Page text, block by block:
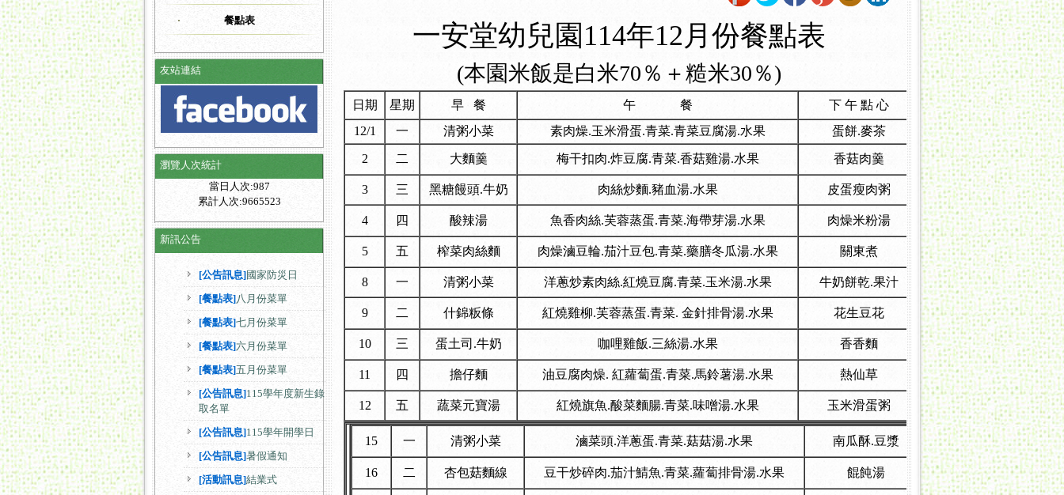
餐點表
友站連結
瀏覽人次統計
當日人次:987
累計人次:9665523
新訊公告
[餐點表]十月份菜單
[公告訊息] 國家防災日
[餐點表]八月份菜單
[餐點表]七月份菜單
[餐點表]六月份菜單
[餐點表]五月份菜單
[公告訊息]
取名單
[公告訊息]115學年開學日
[公告訊息]暑假通知
一安堂幼兒園114年12月份餐點表
(本園米飯是白米70％＋糙米30％)
日期 星期 早 餐 午 餐
下 午 點 心
12/1
一 清粥小菜 素肉燥.玉米滑蛋.青菜.青菜豆腐湯.水果 蛋餅.麥茶
2 二 大麵羹 梅干扣肉.炸豆腐.青菜.香菇雞湯.水果 香菇肉羹
3 三 黑糖饅頭.牛奶 肉絲炒麵.豬血湯.水果 皮蛋瘦肉粥
4 四 酸辣湯 魚香肉絲.芙蓉蒸蛋.青菜.海帶芽湯.水果 肉燥米粉湯
5 五 榨菜肉絲麵 肉燥滷豆輪.茄汁豆包.青菜.藥膳冬瓜湯.水果 關東煮
8 一 清粥小菜 洋蔥炒素肉絲.紅燒豆腐.青菜.玉米湯.水果 牛奶餅乾.果汁
9 二 什錦粄條 紅燒雞柳.芙蓉蒸蛋.青菜. 金針排骨湯.水果 花生豆花
10 三 蛋土司.牛奶 咖哩雞飯.三絲湯.水果 香香麵
11 四 擔仔麵 油豆腐肉燥. 紅蘿蔔蛋.青菜.馬鈴薯湯.水果 熱仙草
12 五 蔬菜元寶湯 紅燒旗魚.酸菜麵腸.青菜.味噌湯.水果 玉米滑蛋粥
15 一 清粥小菜 滷菜頭.洋蔥蛋.青菜.菇菇湯.水果 南瓜酥.豆漿
16 二 杏包菇麵線 豆干炒碎肉.茄汁鯖魚.青菜.蘿蔔排骨湯.水果 餛飩湯